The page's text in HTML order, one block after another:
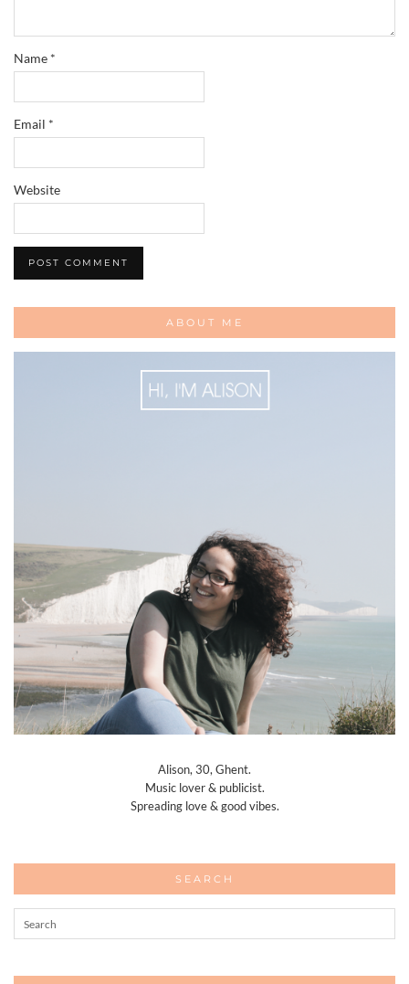
Name *
Email *
Website
ABOUT ME
Alison, 30, Ghent.
Music lover & publicist.
Spreading love & good vibes.
SEARCH